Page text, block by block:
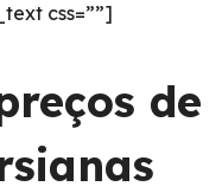
css=””]
de